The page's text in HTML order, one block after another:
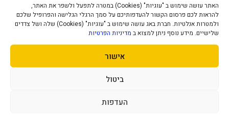
האתר עושה שימוש ב "עוגיות" (Cookies) במטרה לתפעל ולשפר את האתר,
להראות לכם פרסום הקשור להעדפותיכם על סמך הרגלי הגלישה והפרופיל שלכם
ולמטרות אנלטיות. חברת באג עושה שימוש ב "עוגיות" (Cookies) שלה ושל צדדים
שלישיים. מידע נוסף ניתן למצוא ב מדיניות הפרטיות
אישור
ביטול
העדפות
הוסף לסל הוסף לסל
במלאי במלאי